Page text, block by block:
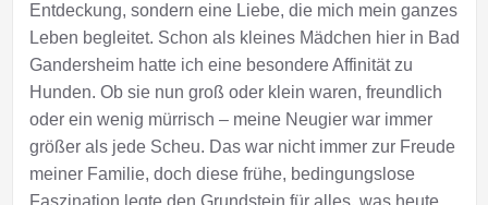
Entdeckung, sondern eine Liebe, die mich mein ganzes
Leben begleitet. Schon als kleines Mädchen hier in Bad
Gandersheim hatte ich eine besondere Affinität zu
Hunden. Ob sie nun groß oder klein waren, freundlich
oder ein wenig mürrisch – meine Neugier war immer
größer als jede Scheu. Das war nicht immer zur Freude
meiner Familie, doch diese frühe, bedingungslose